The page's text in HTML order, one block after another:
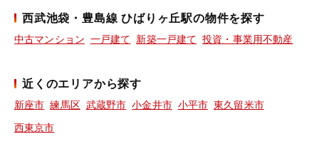
西武池袋・豊島線 ひばりヶ丘駅の物件を探す
中古マンション 一戸建て 新築一戸建て 投資・事業用不動産
近くのエリアから探す
新座市 練馬区 武蔵野市 小金井市 小平市 東久留米市
西東京市